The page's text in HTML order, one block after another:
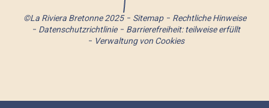
©La Riviera Bretonne 2025 Sitemap
Rechtliche Hinweise
Datenschutzrichtlinie
Barrierefreiheit: teilweise erfüllt
Verwaltung von Cookies